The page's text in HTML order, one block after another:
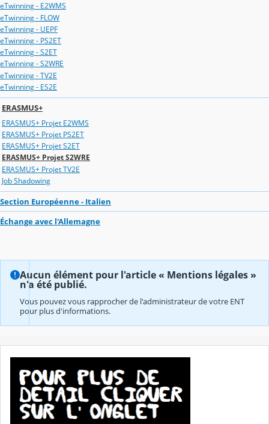
eTwinning - E2WMS
eTwinning - FLOW
eTwinning - UEPF
eTwinning - PS2ET
eTwinning - S2ET
eTwinning - S2WRE
eTwinning - TV2E
eTwinning - ES2E
ERASMUS+
ERASMUS+ Projet E2WMS
ERASMUS+ Projet PS2ET
ERASMUS+ Projet S2ET
ERASMUS+ Projet S2WRE
ERASMUS+ Projet TV2E
Job Shadowing
Section Européenne - Italien
Échange avec l'Allemagne
Aucun élément pour l'article « Mentions légales »
n'a été publié.
Vous pouvez vous rapprocher de l'administrateur de votre ENT
pour plus d'informations.